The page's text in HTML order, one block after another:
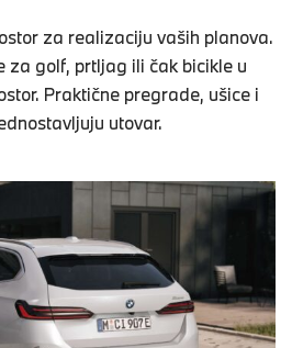
za realizaciju vaših planova.
za golf, prtljag ili čak bicikle u
Praktične pregrade, ušice i
utovar.